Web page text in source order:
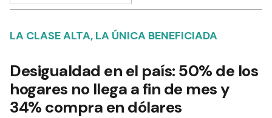
LA CLASE ALTA, LA ÚNICA BENEFICIADA
Desigualdad en el país: 50% de los
hogares no llega a fin de mes y
34% compra en dólares